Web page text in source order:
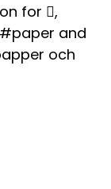
for ,
and
och